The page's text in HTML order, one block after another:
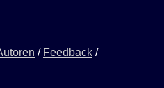
/ Feedback /